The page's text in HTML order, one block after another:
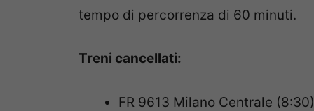
tempo di percorrenza di 60 minuti.
Treni cancellati:
FR 9613 Milano Centrale